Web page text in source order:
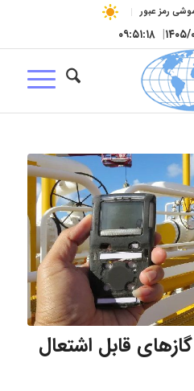
رمز عبور
۱۸| ۰۹:۵۱:۱۹
قابل اشتعال